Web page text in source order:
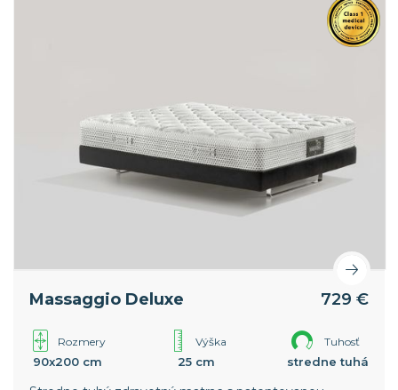
Massaggio Deluxe 729 €
Rozmery
90x200 cm
Výška
25 cm
Tuhosť
stredne tuhá